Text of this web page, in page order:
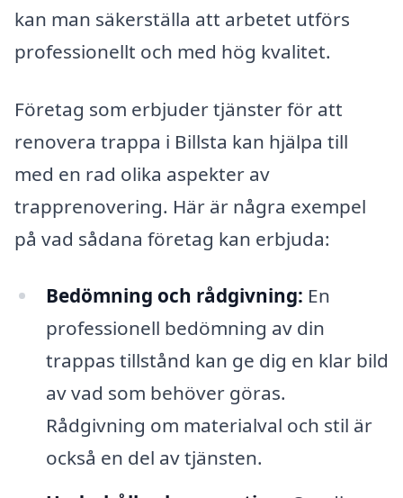
kan man säkerställa att arbetet utförs
professionellt och med hög kvalitet.
Företag som erbjuder tjänster för att
renovera trappa i Billsta kan hjälpa till
med en rad olika aspekter av
trapprenovering. Här är några exempel
på vad sådana företag kan erbjuda:
Bedömning och rådgivning: En
professionell bedömning av din
trappas tillstånd kan ge dig en klar bild
av vad som behöver göras.
Rådgivning om materialval och stil är
också en del av tjänsten.